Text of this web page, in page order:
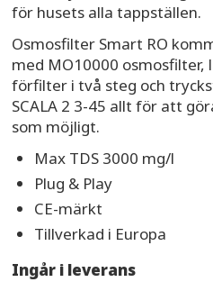
för husets alla tappställen.
Osmosfilter Smart RO
med MO10000 osmosfilter,
förfilter i två steg och
SCALA 2 3-45 allt för att
som möjligt.
Max TDS 3000 mg/l
Plug & Play
CE-märkt
Tillverkad i Europa
Ingår i leverans